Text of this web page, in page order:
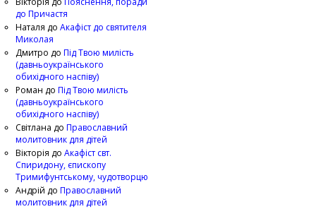
до Причастя
Наталя до Акафіст до святителя
Миколая
Дмитро до Під Твою милість
(давньоукраїнського
обихідного наспіву)
Роман до Під Твою милість
(давньоукраїнського
обихідного наспіву)
Світлана до Православний
молитовник для дітей
Вікторія до Акафіст свт.
Спиридону, єпископу
Тримифунтському, чудотворцю
Андрій до Православний
молитовник для дітей